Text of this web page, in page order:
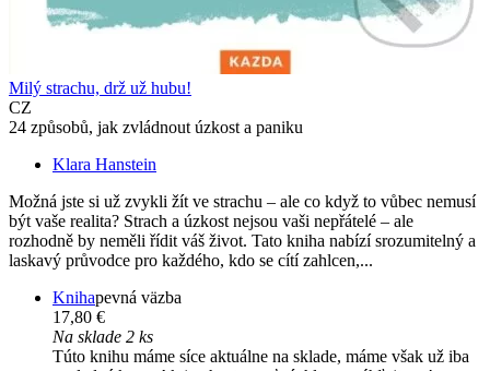
Milý strachu, drž už hubu!
CZ
24 způsobů, jak zvládnout úzkost a paniku
Klara Hanstein
Možná jste si už zvykli žít ve strachu – ale co když to vůbec nemusí
být vaše realita? Strach a úzkost nejsou vaši nepřátelé – ale
rozhodně by neměli řídit váš život. Tato kniha nabízí srozumitelný a
laskavý průvodce pro každého, kdo se cítí zahlcen,...
Knihapevná väzba
17,80 €
Na sklade 2 ks
Túto knihu máme síce aktuálne na sklade, máme však už iba